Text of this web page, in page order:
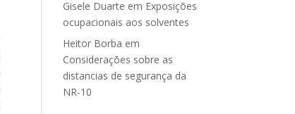
Gisele Duarte em Exposições
ocupacionais aos solventes
Heitor Borba em
Considerações sobre as
distancias de segurança da
NR-10